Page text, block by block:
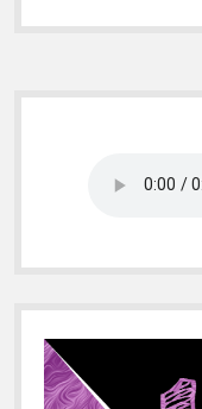
Sidebar